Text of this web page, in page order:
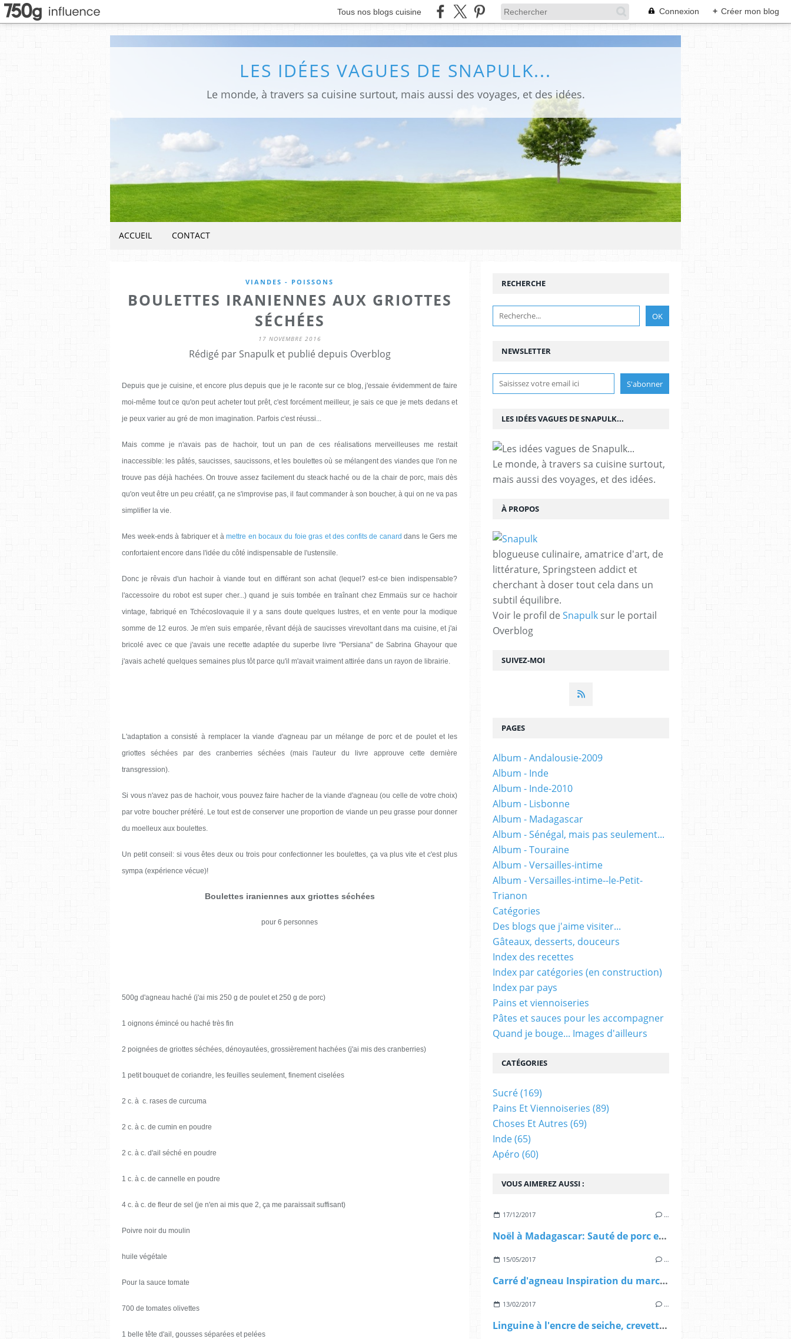
Tous nos blogs cuisine Connexion + Créer mon blog
LES IDÉES VAGUES DE SNAPULK...
Le monde, à travers sa cuisine surtout, mais aussi des voyages, et des idées.
ACCUEIL CONTACT
VIANDES - POISSONS
BOULETTES IRANIENNES AUX GRIOTTES
SÉCHÉES
17 NOVEMBRE 2016
Rédigé par Snapulk et publié depuis Overblog
Depuis que je cuisine, et encore plus depuis que je le raconte sur ce blog, j'essaie évidemment de faire
moi-même tout ce qu'on peut acheter tout prêt, c'est forcément meilleur, je sais ce que je mets dedans et
je peux varier au gré de mon imagination. Parfois c'est réussi...
Mais comme je n'avais pas de hachoir, tout un pan de ces réalisations merveilleuses me restait
inaccessible: les pâtés, saucisses, saucissons, et les boulettes où se mélangent des viandes que l'on ne
trouve pas déjà hachées. On trouve assez facilement du steack haché ou de la chair de porc, mais dès
qu'on veut être un peu créatif, ça ne s'improvise pas, il faut commander à son boucher, à qui on ne va pas
simplifier la vie.
Mes week-ends à fabriquer et àmettre en bocaux du foie gras et des confits de canard dans le Gers me
confortaient encore dans l'idée du côté indispensable de l'ustensile.
Donc je rêvais d'un hachoir à viande tout en différant son achat (lequel? est-ce bien indispensable?
l'accessoire du robot est super cher...) quand je suis tombée en traînant chez Emmaüs sur ce hachoir
vintage, fabriqué en Tchécoslovaquie il y a sans doute quelques lustres, et en vente pour la modique
somme de 12 euros. Je m'en suis emparée, rêvant déjà de saucisses virevoltant dans ma cuisine, et j'ai
bricolé avec ce que j'avais une recette adaptée du superbe livre "Persiana" de Sabrina Ghayour que
j'avais acheté quelques semaines plus tôt parce qu'il m'avait vraiment attirée dans un rayon de librairie.
L'adaptation a consisté à remplacer la viande d'agneau par un mélange de porc et de poulet et les
griottes séchées par des cranberries séchées (mais l'auteur du livre approuve cette dernière
transgression).
Si vous n'avez pas de hachoir, vous pouvez faire hacher de la viande d'agneau (ou celle de votre choix)
par votre boucher préféré. Le tout est de conserver une proportion de viande un peu grasse pour donner
du moelleux aux boulettes.
Un petit conseil: si vous êtes deux ou trois pour confectionner les boulettes, ça va plus vite et c'est plus
sympa (expérience vécue)!
Boulettes iraniennes aux griottes séchées
pour 6 personnes
500g d'agneau haché (j'ai mis 250 g de poulet et 250 g de porc)
1 oignons émincé ou haché très fin
2 poignées de griottes séchées, dénoyautées, grossièrement hachées (j'ai mis des cranberries)
1 petit bouquet de coriandre, les feuilles seulement, finement ciselées
2 c. à c. rases de curcuma
2 c. à c. de cumin en poudre
2 c. à c. d'ail séché en poudre
1 c. à c. de cannelle en poudre
4 c. à c. de fleur de sel (je n'en ai mis que 2, ça me paraissait suffisant)
Poivre noir du moulin
huile végétale
Pour la sauce tomate
700 de tomates olivettes
1 belle tête d'ail, gousses séparées et pelées
NEWSLETTER
SUIVEZ-MOI
RECHERCHE
LES IDÉES VAGUES DE SNAPULK...
Le monde, à travers sa cuisine surtout,
mais aussi des voyages, et des idées.
À PROPOS
blogueuse culinaire, amatrice d'art, de
littérature, Springsteen addict et
cherchant à doser tout cela dans un
subtil équilibre.
Voir le profil de Snapulk sur le portail
Overblog
VOUS AIMEREZ AUSSI :
17/12/2017 …
Noël à Madagascar: Sauté de porc et dinde à l'ail, Henakisoa sy Vorotsiloza nahandro gasy
15/05/2017 …
Carré d'agneau Inspiration du marché
13/02/2017 …
Linguine à l'encre de seiche, crevettes, chorizo et crème de parmesan, pour réveiller la St Valentin!
PAGES
Album - Andalousie-2009
Album - Inde
Album - Inde-2010
Album - Lisbonne
Album - Madagascar
Album - Sénégal, mais pas seulement...
Album - Touraine
Album - Versailles-intime
Album - Versailles-intime--le-Petit-
Trianon
Catégories
Des blogs que j'aime visiter...
Gâteaux, desserts, douceurs
Index des recettes
Index par catégories (en construction)
Index par pays
Pains et viennoiseries
Pâtes et sauces pour les accompagner
Quand je bouge... Images d'ailleurs
CATÉGORIES
Sucré(169)
Pains Et Viennoiseries (89)
Choses Et Autres (69)
Inde(65)
Apéro (60)